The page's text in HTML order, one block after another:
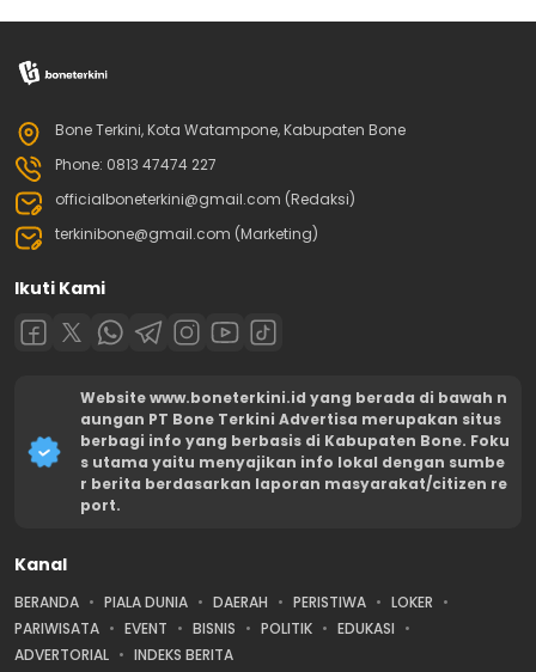
Bone Terkini, Kota Watampone, Kabupaten Bone
Phone: 0813 47474 227
officialboneterkini@gmail.com (Redaksi)
terkinibone@gmail.com (Marketing)
Ikuti Kami
Website www.boneterkini.id yang berada di bawah n
aungan PT Bone Terkini Advertisa merupakan situs
berbagi info yang berbasis di Kabupaten Bone. Foku
s utama yaitu menyajikan info lokal dengan sumbe
r berita berdasarkan laporan masyarakat/citizen re
port.
Kanal
BERANDA PIALA DUNIA DAERAH PERISTIWA
LOKER
PARIWISATA
EVENT BISNIS POLITIK
EDUKASI
ADVERTORIAL
INDEKS BERITA